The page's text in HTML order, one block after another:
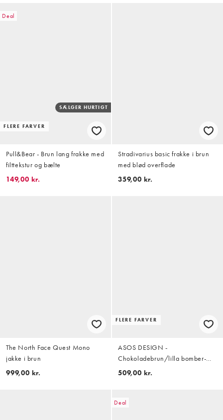
Deal
FLERE FARVER
SÆLGER HURTIGT
Pull&Bear - Brun lang frakke med
filttekstur og bælte
149,00 kr.
Stradivarius basic frakke i brun
med blød overflade
359,00 kr.
The North Face Quest Mono
jakke i brun
999,00 kr.
FLERE FARVER
ASOS DESIGN -
Chokoladebrun/lilla bomber-
jakke med ståkrave i læderlook
509,00 kr.
Deal